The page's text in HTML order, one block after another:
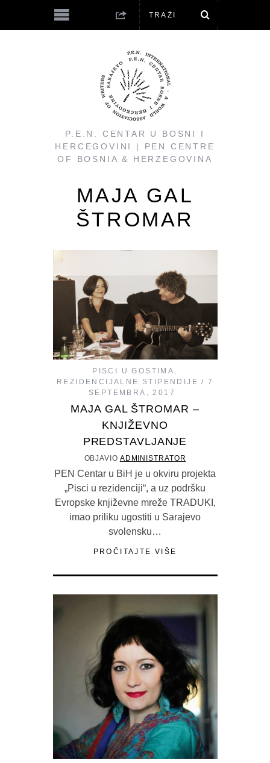
P.E.N. CENTAR U BOSNI I
HERCEGOVINI | PEN CENTRE
OF BOSNIA & HERZEGOVINA
MAJA GAL
ŠTROMAR
PISCI U GOSTIMA ,
REZIDENCIJALNE STIPENDIJE
7
SEPTEMBRA, 2017
MAJA GAL ŠTROMAR –
KNJIŽEVNO
PREDSTAVLJANJE
OBJAVIO ADMINISTRATOR
PEN Centar u BiH je u okviru projekta
„Pisci u rezidenciji“, a uz podršku
Evropske književne mreže TRADUKI,
imao priliku ugostiti u Sarajevo
svolensku…
PROČITAJTE VIŠE